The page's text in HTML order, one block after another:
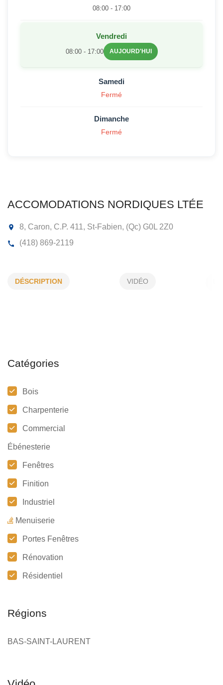
ACCOMODATIONS NORDIQUES LTÉE
DÉSCRIPTION VIDÉO
Catégories
Bois
Charpenterie
Commercial
Ébénesterie
Fenêtres
Finition
Industriel
Menuiserie
Portes Fenêtres
Rénovation
Résidentiel
Régions
BAS-SAINT-LAURENT
08:00 - 17:00
Vendredi
08:00 - 17:00 AUJOURD'HUI
Samedi
Fermé
Dimanche
Fermé